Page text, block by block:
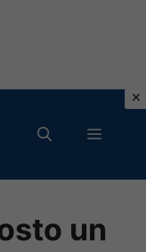
MENU
un